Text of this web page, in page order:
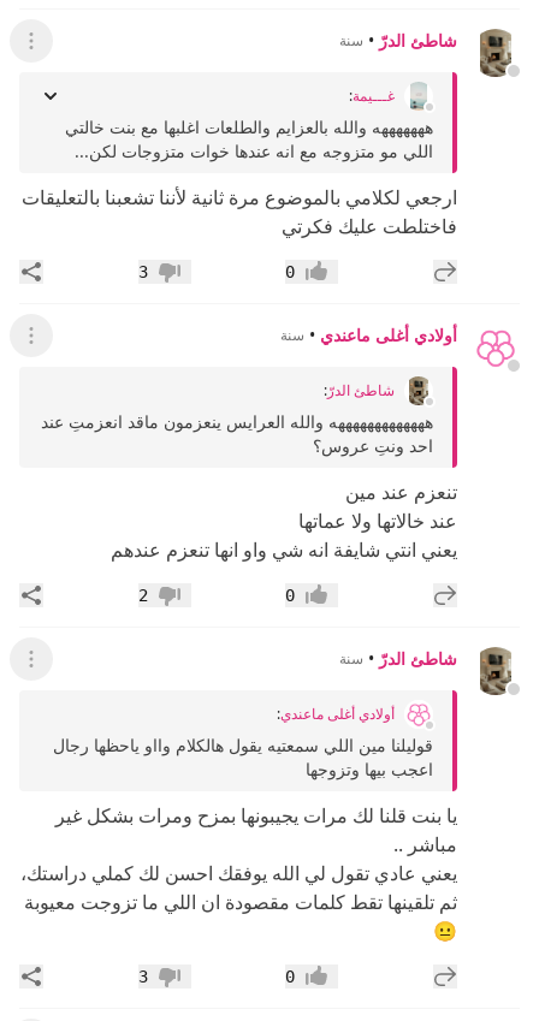
شاطئ الدرّ • سنة عرض
غـــيمة:
هههههههه والله بالعزايم والطلعات اغلبها مع بنت خالتي
اللي مو متزوجه مع انه عندها خوات متزوجات لكن...
ارجعي لكلامي بالموضوع مرة ثانية لأننا تشعبنا بالتعليقات
فاختلطت عليك فكرتي
إضافة رد جديد إعجاب0 عدم إعجاب
3
أولادي أغلى ماعندي • سنة عرض
شاطئ الدرّ:
هههههههههههههه والله العرايس ينعزمون ماقد انعزمتِ عند
احد ونتِ عروس؟
تنعزم عند مين
عند خالاتها ولا عماتها
يعني انتي شايفة انه شي واو انها تنعزم عندهم
إضافة رد جديد إعجاب0 عدم إعجاب
2
شاطئ الدرّ • سنة عرض
أولادي أغلى ماعندي:
قوليلنا مين اللي سمعتيه يقول هالكلام وااو ياحظها رجال
اعجب بيها وتزوجها
يا بنت قلنا لك مرات يجيبونها بمزح ومرات بشكل غير
مباشر ..
يعني عادي تقول لي الله يوفقك احسن لك كملي دراستك،
ثم تلقينها تقط كلمات مقصودة ان اللي ما تزوجت معيوبة
😐
إضافة رد جديد إعجاب0 عدم إعجاب
3